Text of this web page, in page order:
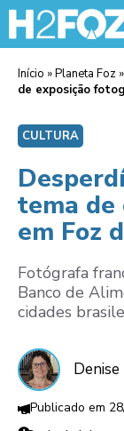
Início »Planeta Foz »
de exposição
CULTURA
tema de
em Foz
Fotógrafa
Banco de
cidades
Denise